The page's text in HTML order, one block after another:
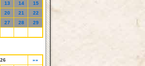
13 14
15
20 21
22
27 28
29
»»